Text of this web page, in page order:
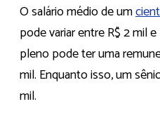
O salário médio de um
pode variar entre R$ 2 mil
pleno pode ter uma
mil. Enquanto isso, um
mil.